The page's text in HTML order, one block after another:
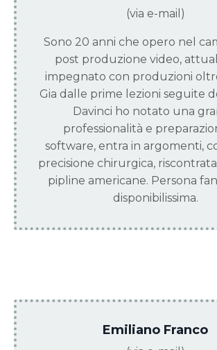
(via e-mail)
Sono 20 anni che opero nel
post produzione video,
impegnato con produzioni
Gia dalle prime lezioni seguite
Davinci ho notato una
professionalità e
software, entra in argomenti,
precisione chirurgica,
pipline americane. Persona
disponibilissima.
Emiliano Franco